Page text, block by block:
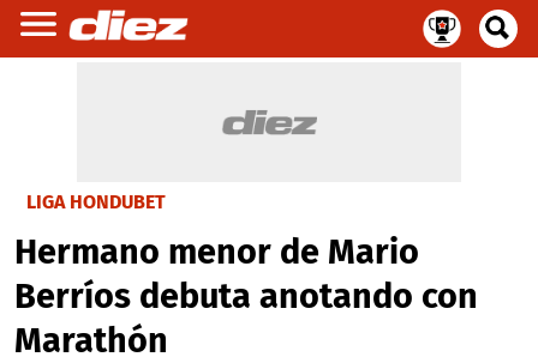
LIGA HONDUBET
Hermano menor de Mario
Berríos debuta anotando con
Marathón